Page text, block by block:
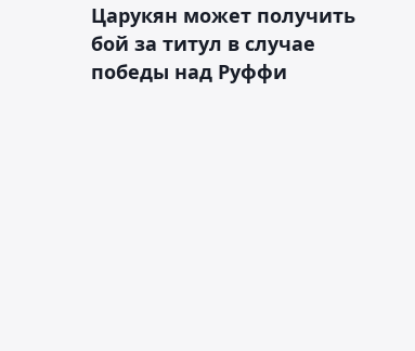
Царукян может получить
бой за титул в случае
победы над Руффи